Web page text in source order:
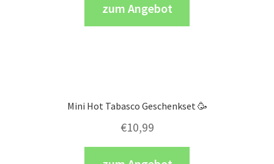
zum Angebot
Mini Hot Tabasco Geschenkset 🥳
€10,99